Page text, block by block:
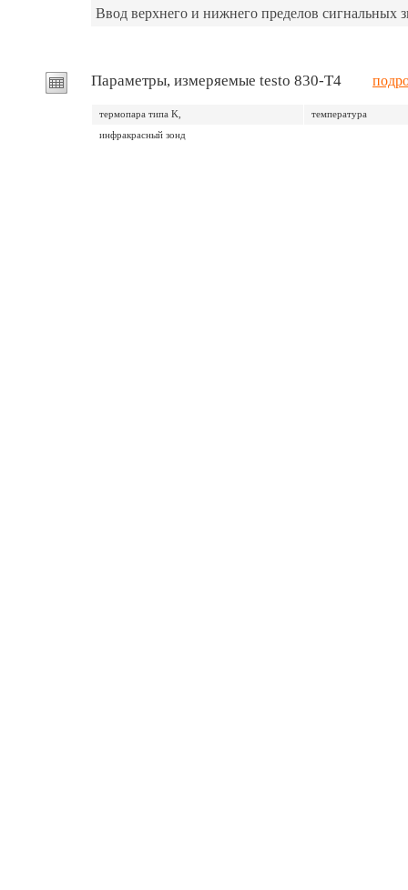
Ввод верхнего и нижнего пределов сигнальных
Параметры, измеряемые testo 830-T4
термопара типа K,
температура
инфракрасный зонд